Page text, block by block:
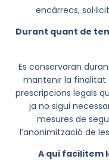
encàrrecs,
Durant quant de
Es conservaran
mantenir la
prescripcions legals
ja no sigui
mesures de
l’anonimització de
A qui facilitem